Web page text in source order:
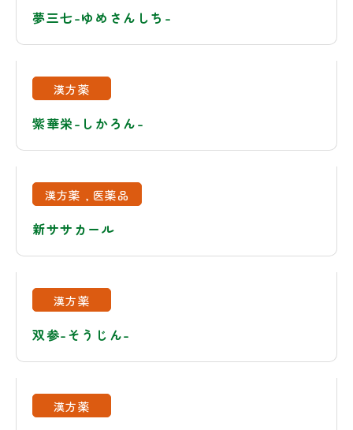
夢三七-ゆめさんしち-
漢方薬
紫華栄-しかろん-
漢方薬 医薬品
新ササカール
漢方薬
双参-そうじん-
漢方薬